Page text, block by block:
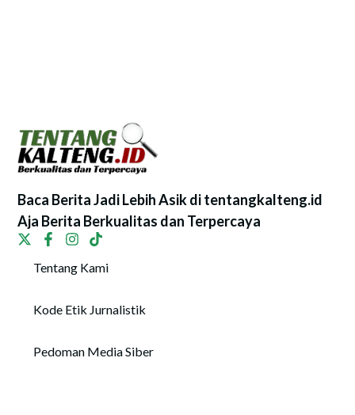
Baca Berita Jadi Lebih Asik di tentangkalteng.id
Aja Berita Berkualitas dan Terpercaya
Tentang Kami
Kode Etik Jurnalistik
Pedoman Media Siber